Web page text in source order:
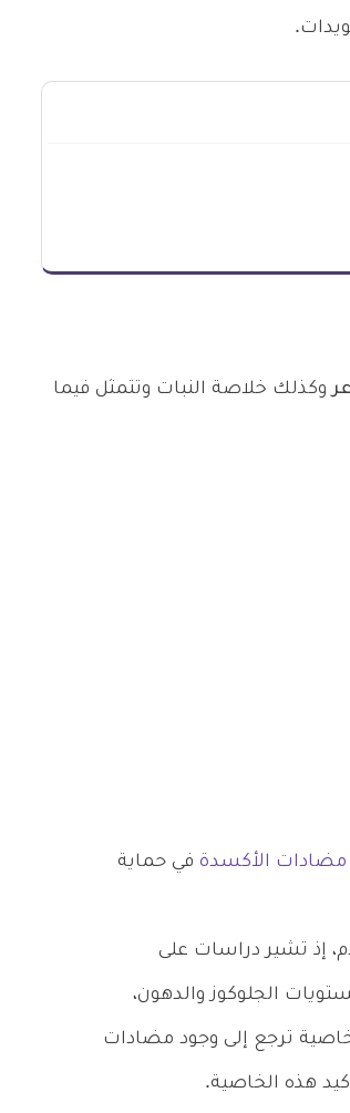
وكذلك خلاصة النبات وتتمثل فيما
مضادات الأكسدة في حماية
إذ تشير دراسات على
الجلوكوز والدهون،
ترجع إلى وجود مضادات
هذه الخاصية.